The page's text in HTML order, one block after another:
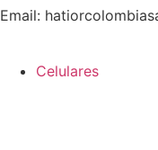
Email:
Celulares